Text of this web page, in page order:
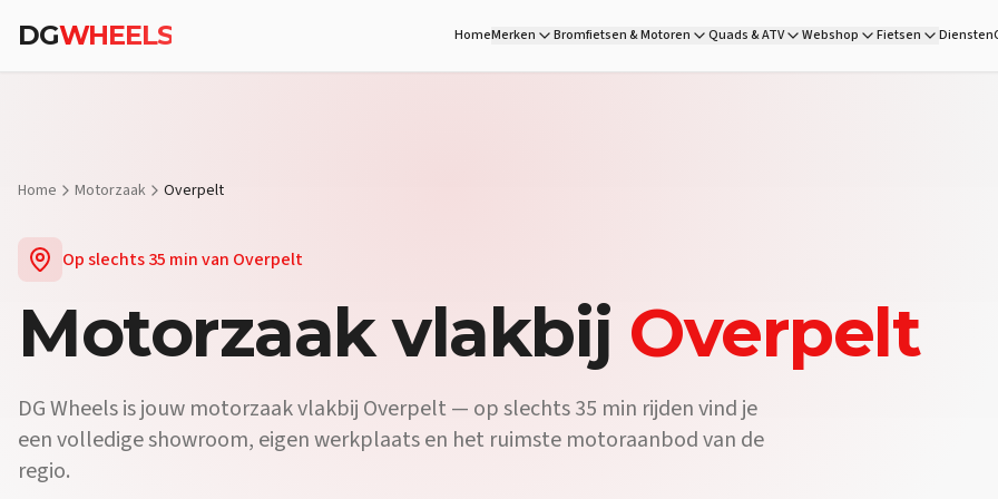
Vraag:Waar koop ik een motor vlakbij Overpelt?
Bij DG Wheels, de motorzaak vlakbij Overpelt op 35 min rijden, vind je
DGWHEELS HomeMerken Bromfietsen & Motoren Quads & ATV Webshop Fietsen Diensten
Home Motorzaak Overpelt
Op slechts35 minvan Overpelt
Motorzaakvlakbij Overpelt
DG Wheels is jouw motorzaak vlakbij Overpelt — op slechts 35 min rijden vind je
een volledige showroom, eigen werkplaats en het ruimste motoraanbod van de
regio.